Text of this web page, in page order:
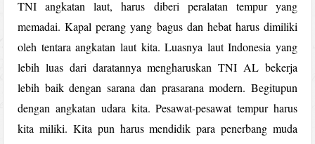
TNI angkatan laut, harus diberi peralatan tempur yang
memadai. Kapal perang yang bagus dan hebat harus dimiliki
oleh tentara angkatan laut kita. Luasnya laut Indonesia yang
lebih luas dari daratannya mengharuskan TNI AL bekerja
lebih baik dengan sarana dan prasarana modern. Begitupun
dengan angkatan udara kita. Pesawat-pesawat tempur harus
kita miliki. Kita pun harus mendidik para penerbang muda